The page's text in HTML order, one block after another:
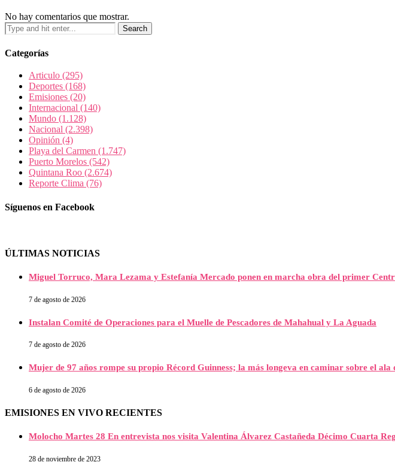
No hay comentarios que mostrar.
Categorías
Articulo (295)
Deportes (168)
Emisiones (20)
Internacional (140)
Mundo (1.128)
Nacional (2.398)
Opinión (4)
Playa del Carmen (1.747)
Puerto Morelos (542)
Quintana Roo (2.674)
Reporte Clima (76)
Síguenos en Facebook
ÚLTIMAS NOTICIAS
Miguel Torruco, Mara Lezama y Estefanía Mercado ponen en marcha obra del primer
7 de agosto de 2026
Instalan Comité de Operaciones para el Muelle de Pescadores de Mahahual y La Aguada
7 de agosto de 2026
Mujer de 97 años rompe su propio Récord Guinness; la más longeva en caminar sobre el ala
6 de agosto de 2026
EMISIONES EN VIVO RECIENTES
Molocho Martes 28 En entrevista nos visita Valentina Álvarez Castañeda Décimo Cuarta
28 de noviembre de 2023